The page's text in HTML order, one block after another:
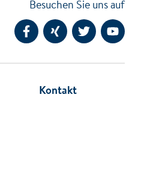
Besuchen Sie uns auf
Facebook
Xing Twitter
Kontakt